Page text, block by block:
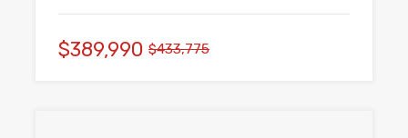
$389,990 $433,775